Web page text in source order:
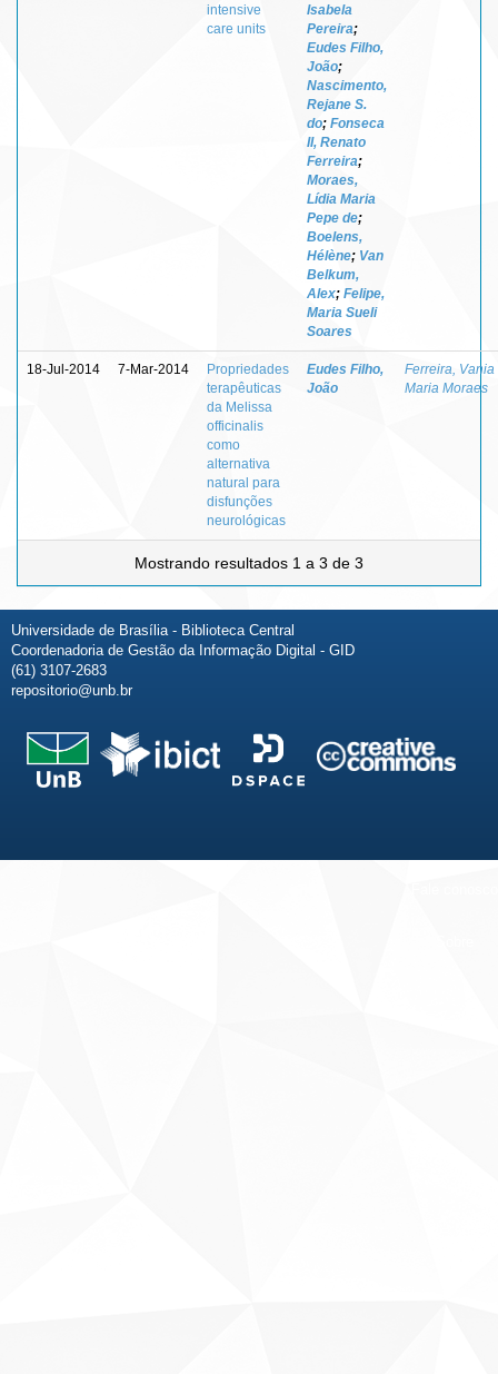
intensive
care units
Isabela
Pereira;
Eudes Filho,
João;
Nascimento,
Rejane S.
do; Fonseca
II, Renato
Ferreira;
Moraes,
Lídia Maria
Pepe de;
Boelens,
Hélène; Van
Belkum,
Alex; Felipe,
Maria Sueli
Soares
18-Jul-2014 7-Mar-2014
Propriedades
terapêuticas
da Melissa
officinalis
como
alternativa
natural para
disfunções
neurológicas
Eudes Filho,
João
Ferreira, Vania
Maria Moraes
Mostrando resultados 1 a 3 de 3
Universidade de Brasília - Biblioteca Central
Coordenadoria de Gestão da Informação Digital - GID
(61) 3107-2683
repositorio@unb.br